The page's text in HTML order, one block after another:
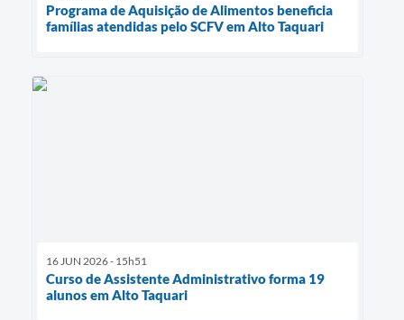
Programa de Aquisição de Alimentos beneficia
famílias atendidas pelo SCFV em Alto Taquari
16 JUN 2026 - 15h51
Curso de Assistente Administrativo forma 19
alunos em Alto Taquari